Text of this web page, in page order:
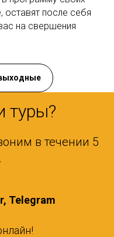
оставят после себя
на свершения
туры?
в течении 5
Telegram